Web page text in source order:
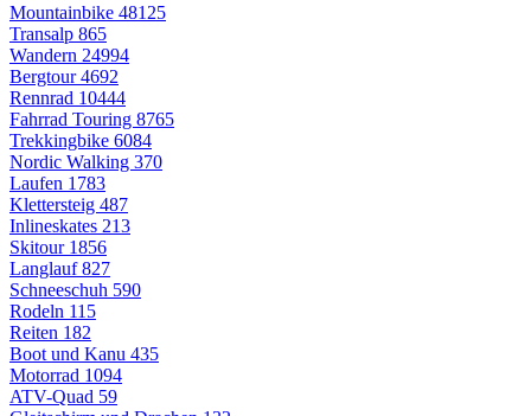
Mountainbike 48125
Transalp 865
Wandern 24994
Bergtour4692
Rennrad 10444
Fahrrad Touring 8765
Trekkingbike 6084
Nordic Walking 370
Laufen 1783
Klettersteig 487
Inlineskates 213
Skitour 1856
Langlauf827
Schneeschuh 590
Rodeln 115
Reiten 182
Boot und Kanu 435
Motorrad 1094
ATV-Quad 59